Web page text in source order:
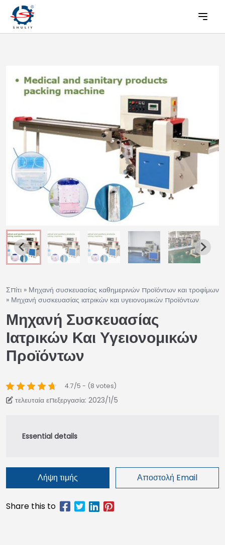
Σπίτι » Μηχανή συσκευασίας καθημερινών προϊόντων και τροφίμων
» Μηχανή συσκευασίας ιατρικών και υγειονομικών προϊόντων
Μηχανή Συσκευασίας
Ιατρικών Και Υγειονομικών
Προϊόντων
4.7/5 - (8 votes)
τελευταία επεξεργασία: 2023/1/5
Λήψη τιμής Αποστολή Email